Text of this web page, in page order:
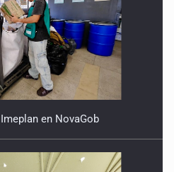
en NovaGob